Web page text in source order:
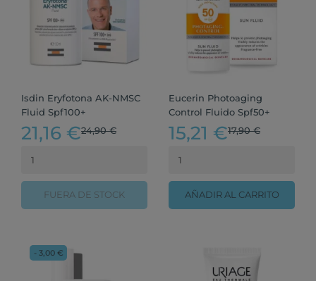
Isdin Eryfotona AK-NMSC
Fluid Spf100+
21,16 €24,90 €
FUERA DE STOCK
Eucerin Photoaging
Control Fluido Spf50+
15,21 €17,90 €
AÑADIR AL CARRITO
- 3,00 €